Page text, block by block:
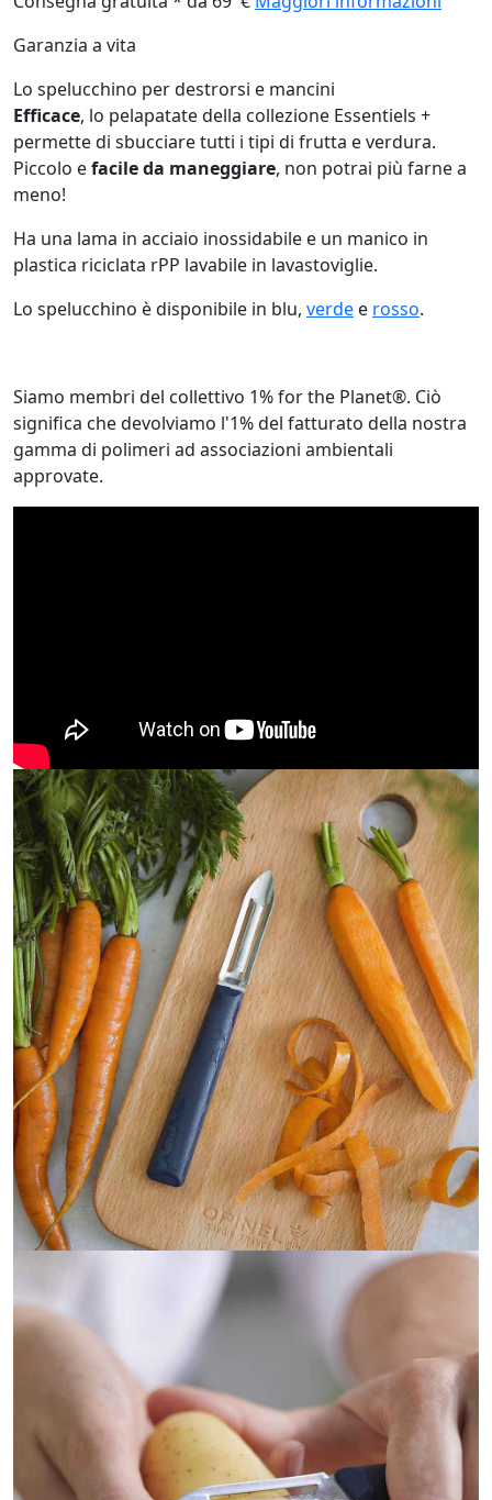
Garanzia a vita
Lo spelucchino per destrorsi e mancini
Efficace, lo pelapatate della collezione Essentiels +
permette di sbucciare tutti i tipi di frutta e verdura.
Piccolo efacile da maneggiare, non potrai più farne a
meno!
Ha una lama in acciaio inossidabile e un manico in
plastica riciclata rPP lavabile in lavastoviglie.
Lo spelucchino è disponibile in blu, verde e rosso.
Siamo membri del collettivo 1% for the Planet®. Ciò
significa che devolviamo l'1% del fatturato della nostra
gamma di polimeri ad associazioni ambientali
approvate.